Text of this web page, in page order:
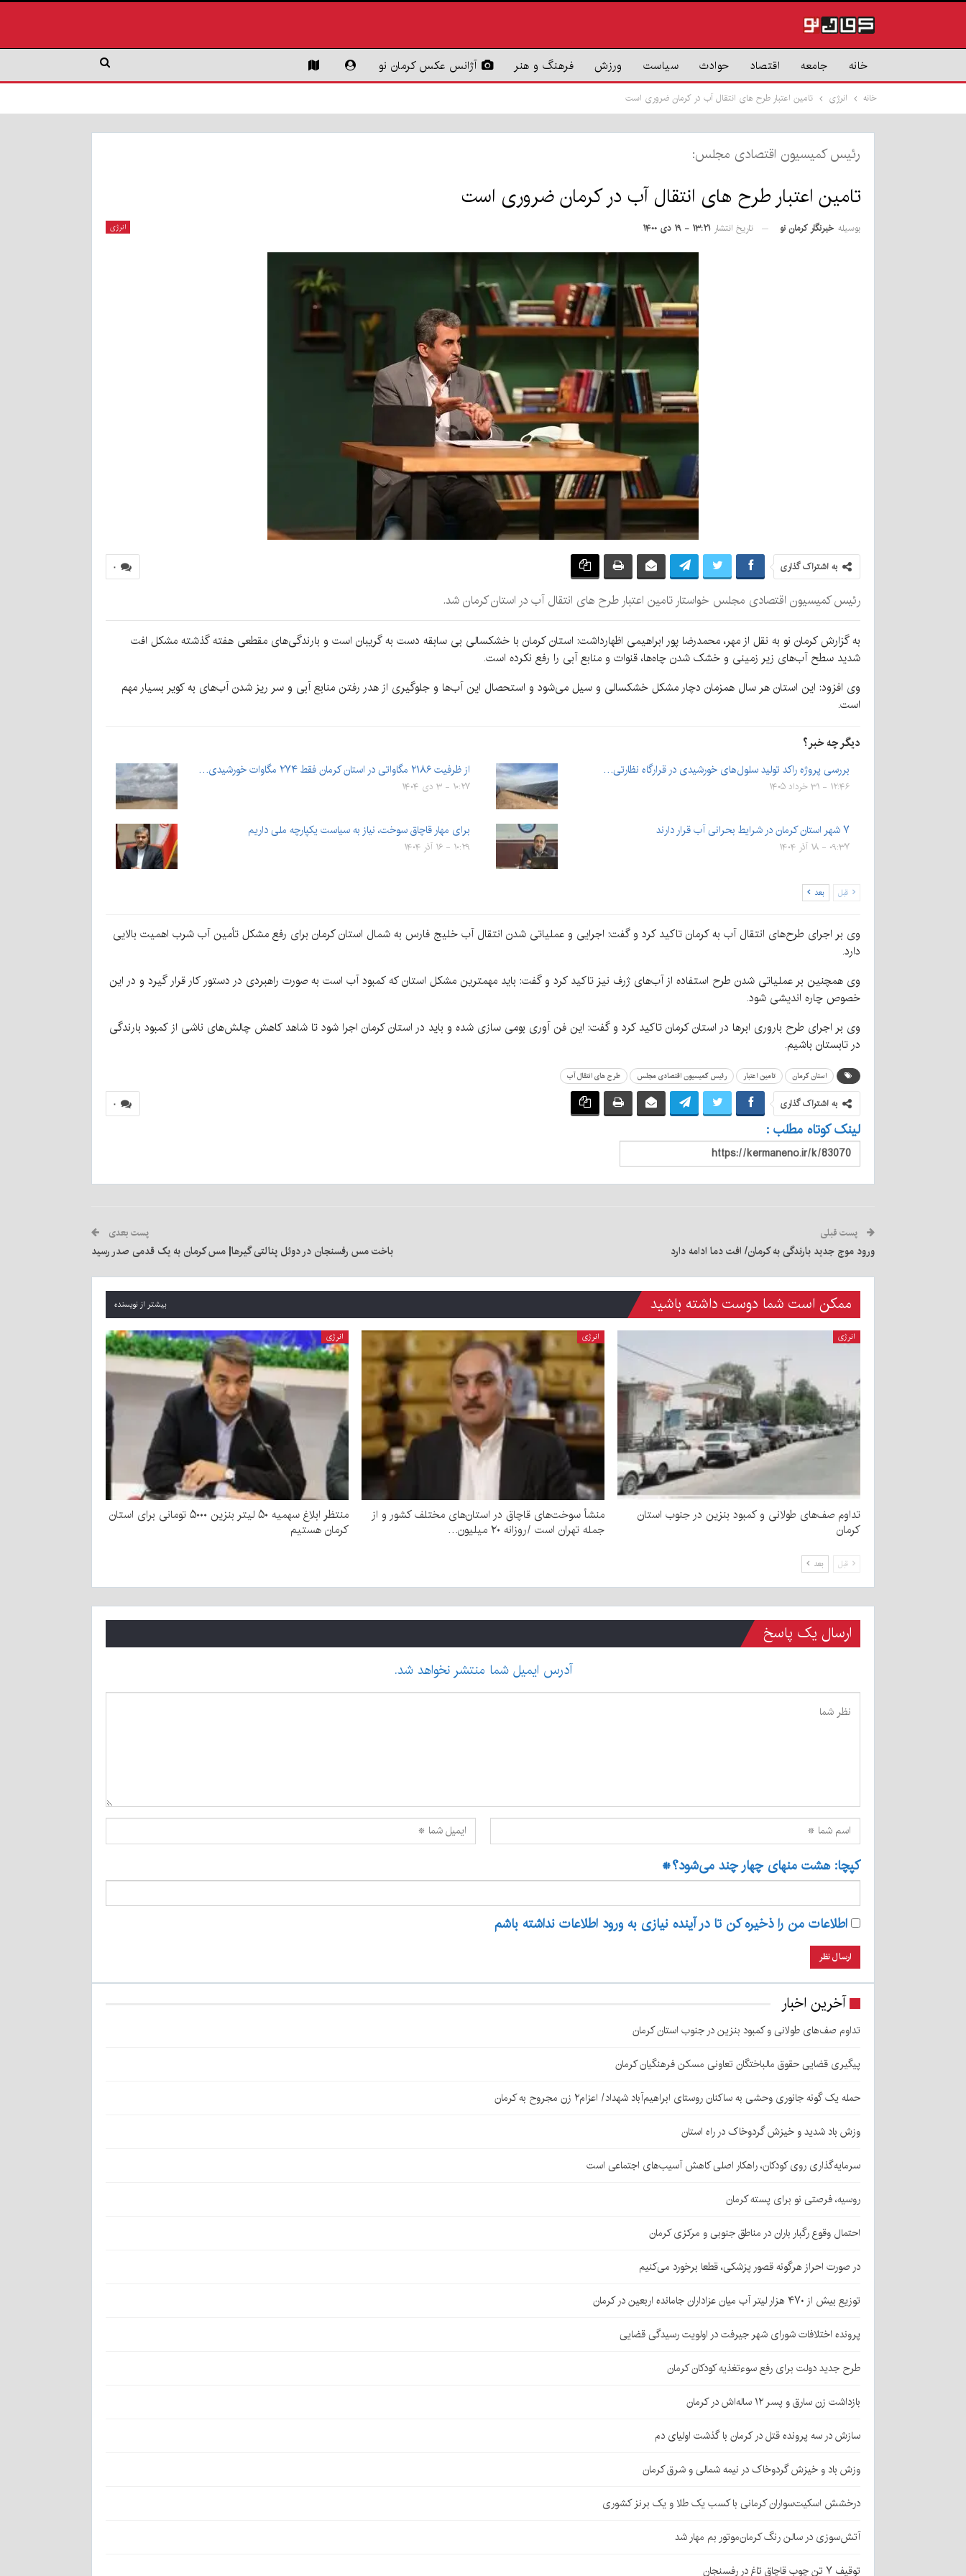
خانه جامعه اقتصاد حوادث سیاست ورزش فرهنگ و هنر آژانس عکس کرمان نو
خانه انرژی تامین اعتبار طرح های انتقال آب در کرمان ضروری است
رئیس کمیسیون اقتصادی مجلس:
تامین اعتبار طرح های انتقال آب در کرمان ضروری است
انرژی بوسیله خبرنگار کرمان نو تاریخ انتشار ۱۳:۲۱ - ۱۹ دی ۱۴۰۰
۰ به اشتراک گذاری
رئیس کمیسیون اقتصادی مجلس خواستار تامین اعتبار طرح های انتقال آب در استان کرمان شد.
به گزارش کرمان نو به نقل از مهر، محمدرضا پور ابراهیمی اظهارداشت: استان کرمان با خشکسالی بی سابقه دست به گریبان است و بارندگی‌های مقطعی هفته گذشته مشکل افت
شدید سطح آب‌های زیر زمینی و خشک شدن چاه‌ها، قنوات و منابع آبی را رفع نکرده است.
وی افزود: این استان هر سال همزمان دچار مشکل خشکسالی و سیل می‌شود و استحصال این آب‌ها و جلوگیری از هدر رفتن منابع آبی و سر ریز شدن آب‌های به کویر بسیار مهم
است.
دیگر چه خبر؟
بررسی پروژه راکد تولید سلول‌های خورشیدی در قرارگاه نظارتی…
۱۲:۴۶ - ۳۱ خرداد ۱۴۰۵
از ظرفیت ۲۱۸۶ مگاواتی در استان کرمان فقط ۲۷۴ مگاوات خورشیدی…
۱۰:۲۷ - ۳ دی ۱۴۰۴
۷ شهر استان کرمان در شرایط بحرانی آب قرار دارند
۰۹:۳۷ - ۱۸ آذر ۱۴۰۴
برای مهار قاچاق سوخت، نیاز به سیاست یکپارچه ملی داریم
۱۰:۲۹ - ۱۶ آذر ۱۴۰۴
قبل بعد
وی بر اجرای طرح‌های انتقال آب به کرمان تاکید کرد و گفت: اجرایی و عملیاتی شدن انتقال آب خلیج فارس به شمال استان کرمان برای رفع مشکل تأمین آب شرب اهمیت بالایی
دارد.
وی همچنین بر عملیاتی شدن طرح استفاده از آب‌های ژرف نیز تاکید کرد و گفت: باید مهمترین مشکل استان که کمبود آب است به صورت راهبردی در دستور کار قرار گیرد و در این
خصوص چاره اندیشی شود.
وی بر اجرای طرح باروری ابرها در استان کرمان تاکید کرد و گفت: این فن آوری بومی سازی شده و باید در استان کرمان اجرا شود تا شاهد کاهش چالش‌های ناشی از کمبود بارندگی
در تابستان باشیم.
استان کرمان تامین اعتبار رئیس کمیسیون اقتصادی مجلس طرح های انتقال آب
۰ به اشتراک گذاری
لینک کوتاه مطلب :
پست قبلی
ورود موج جدید بارندگی به کرمان/ افت دما ادامه دارد
پست بعدی
باخت مس رفسنجان در دوئل پنالتی گیرها| مس کرمان به یک قدمی صدر رسید
ممکن است شما دوست داشته باشید بیشتر از نویسنده
انرژی
تداوم صف‌های طولانی و کمبود بنزین در جنوب استان
کرمان
انرژی
منشأ سوخت‌های قاچاق در استان‌های مختلف کشور و از
جمله تهران است /روزانه ۲۰ میلیون…
انرژی
منتظر ابلاغ سهمیه ۵۰ لیتر بنزین ۵۰۰۰ تومانی برای استان
کرمان هستیم
قبل بعد
ارسال یک پاسخ
آدرس ایمیل شما منتشر نخواهد شد.
کپچا: هشت منهای چهار چند می‌شود؟*
اطلاعات من را ذخیره کن تا در آینده نیازی به ورود اطلاعات نداشته باشم
آخرین اخبار
تداوم صف‌های طولانی و کمبود بنزین در جنوب استان کرمان
پیگیری قضایی حقوق مالباختگان تعاونی مسکن فرهنگیان کرمان
حمله یک گونه جانوری وحشی به ساکنان روستای ابراهیم‌آباد شهداد/ اعزام۲ زن مجروح به کرمان
وزش باد شدید و خیزش گردوخاک در راه استان
سرمایه‌گذاری روی کودکان، راهکار اصلی کاهش آسیب‌های اجتماعی است
روسیه، فرصتی نو برای پسته کرمان
احتمال وقوع رگبار باران در مناطق جنوبی و مرکزی کرمان
در صورت احراز هرگونه قصور پزشکی، قطعا برخورد می‌کنیم
توزیع بیش از ۴۷۰ هزار لیتر آب میان عزاداران جامانده اربعین در کرمان
پرونده اختلافات شورای شهر جیرفت در اولویت رسیدگی قضایی
طرح جدید دولت برای رفع سوءتغذیه کودکان کرمان
بازداشت زن سارق و پسر ۱۲ ساله‌اش در کرمان
سازش در سه پرونده قتل در کرمان با گذشت اولیای دم
وزش باد و خیزش گردوخاک در نیمه شمالی و شرق کرمان
درخشش اسکیت‌سواران کرمانی با کسب یک طلا و یک برنز کشوری
آتش‌سوزی در سالن رنگ کرمان‌موتور بم مهار شد
توقیف ۷ تن چوب قاچاق تاغ در رفسنجان